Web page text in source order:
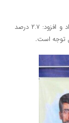
وی از رتبه پنجم آذربایجان شرقی در حوزه اعطای تسهیلات بانکی در بین استان های کشور خبر داد و افزود: ۲.۷ درصد
توجه است.